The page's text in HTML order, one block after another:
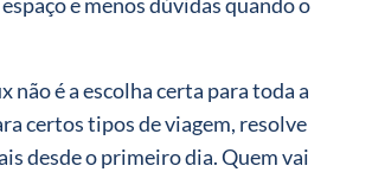
não é a escolha certa para toda a
certos tipos de viagem, resolve
desde o primeiro dia. Quem vai